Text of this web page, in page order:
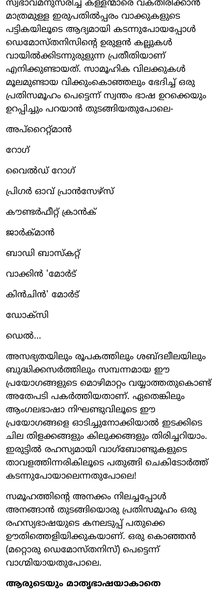
സ്വഭാവമനുസരിച്ച് കള്ളന്മാരെ വകതിരിക്കാന്‍
മാത്രമുള്ള ഇരുപതില്‍പ്പരം വാക്കുകളുടെ
പട്ടികയിലൂടെ ആദ്യമായി കടന്നുപോയപ്പോള്‍
ഡെമോസ്തനിസിന്റെ ഉരുളന്‍ കല്ലുകള്‍
വായില്‍ക്കിടന്നുരുളുന്ന പ്രതീതിയാണ്
എനിക്കുണ്ടായത്. സാമൂഹിക വിലക്കുകള്‍
മൂലമുണ്ടായ വിക്കുംകൊഞ്ഞലും ഭേദിച്ച് ഒരു
പ്രതിസമൂഹം പെട്ടെന്ന് സ്വന്തം ഭാഷ ഉറക്കെയും
ഉറപ്പിച്ചും പറയാന്‍ തുടങ്ങിയതുപോലെ-
അപ്‌റൈറ്റ്മാന്‍
റോഗ്
വൈല്‍ഡ് റോഗ്
പ്രിഗര്‍ ഓവ് പ്രാന്‍സേഴ്സ്
കൗണ്ടര്‍ഫീറ്റ് ക്രാന്‍ക്
ജാര്‍ക്മാന്‍
ബാഡി ബാസ്‌കറ്റ്
വാക്കിന്‍ 'മോര്‍ട്
കിന്‍ചിന്‍' മോര്‍ട്
ഡോക്സി
ഡെല്‍...
അസഭ്യതയിലും രൂപകത്തിലും ശബ്ദലീലയിലും
ബുദ്ധിക്കസര്‍ത്തിലും സമ്പന്നമായ ഈ
പ്രയോഗങ്ങളുടെ മൊഴിമാറ്റം വയ്യാത്തതുകൊണ്ട്
അതേപടി പകര്‍ത്തിയതാണ്. ഏതെങ്കിലും
ആംഗലഭാഷാ നിഘണ്ടുവിലൂടെ ഈ
പ്രയോഗങ്ങളെ ഓടിച്ചുനോക്കിയാല്‍ ഇടക്കിടെ
ചില തിളക്കങ്ങളും കിലുക്കങ്ങളും തിരിച്ചറിയാം.
ഇരുട്ടില്‍ രഹസ്യമായി വാഗ്‌ബോണ്ടുകളുടെ
താവളത്തിന്നരികിലൂടെ പതുങ്ങി ചെകിടോര്‍ത്ത്
കടന്നുപോയാലെന്നതുപോലെ!
സമൂഹത്തിന്റെ അനക്കം നിലച്ചപ്പോള്‍
അനങ്ങാന്‍ തുടങ്ങിയൊരു പ്രതിസമൂഹം ഒരു
രഹസ്യഭാഷയുടെ കനലടുപ്പ് പതുക്കെ
ഊതിത്തെളിയിക്കുകയാണ്. ഒരു കൊഞ്ഞന്‍
(മറ്റൊരു ഡെമോസ്തനിസ്) പെട്ടെന്ന്
വാഗ്മിയായതുപോലെ.
ആരുടെയും മാതൃഭാഷയാകാതെ